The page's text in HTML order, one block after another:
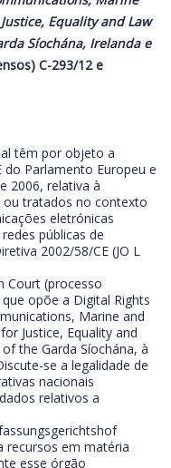
Equality and Law
Síochána, Irelanda e
C-293/12 e
têm por objeto a
do Parlamento Europeu e
2006, relativa à
ou tratados no contexto
eletrónicas
públicas de
2002/58/CE (JO L
Court (processo
opõe a Digital Rights
Marine and
Justice, Equality and
the Garda Síochána, à
se a legalidade de
nacionais
relativos a
recursos em matéria
esse órgão